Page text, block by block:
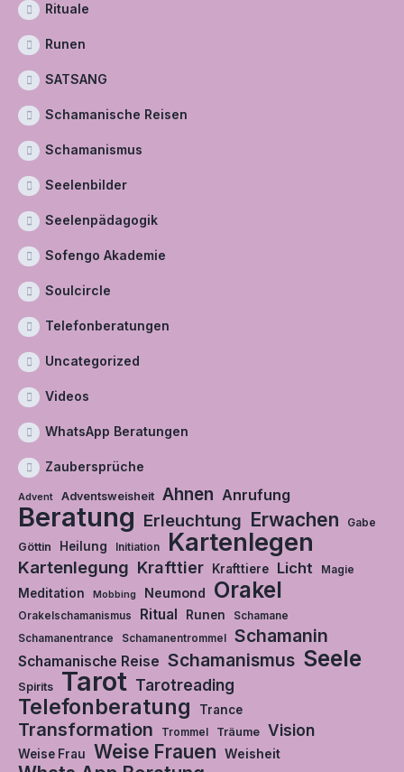
Rituale
Runen
SATSANG
Schamanische Reisen
Schamanismus
Seelenbilder
Seelenpädagogik
Sofengo Akademie
Soulcircle
Telefonberatungen
Uncategorized
Videos
WhatsApp Beratungen
Zaubersprüche
Advent Adventsweisheit Ahnen Anrufung
Beratung Erleuchtung Erwachen Gabe
Göttin Heilung Initiation Kartenlegen
Kartenlegung Krafttier Krafttiere Licht Magie
Meditation Mobbing Neumond Orakel
Orakelschamanismus Ritual Runen
Schamane
Schamanentrance
Schamanentrommel Schamanin
Schamanische Reise Schamanismus Seele
Spirits Tarot Tarotreading
Telefonberatung Trance
Transformation Trommel Träume Vision
Weise Frau Weise Frauen Weisheit